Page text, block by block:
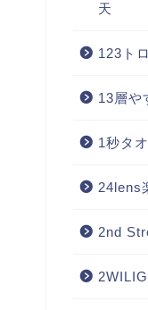
天
123ト
13層や
1秒タ
24lens
2nd